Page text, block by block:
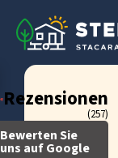
Rezensionen
(257)
Bewerten Sie
uns auf Google